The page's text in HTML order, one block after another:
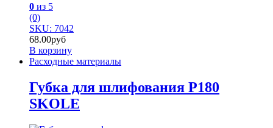
0 из 5
(0)
SKU: 7042
68.00руб
В корзину
Расходные материалы
Губка для шлифования Р180
SKOLE